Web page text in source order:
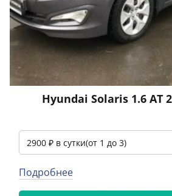
Hyundai Solaris 1.6 АТ
Подробнее